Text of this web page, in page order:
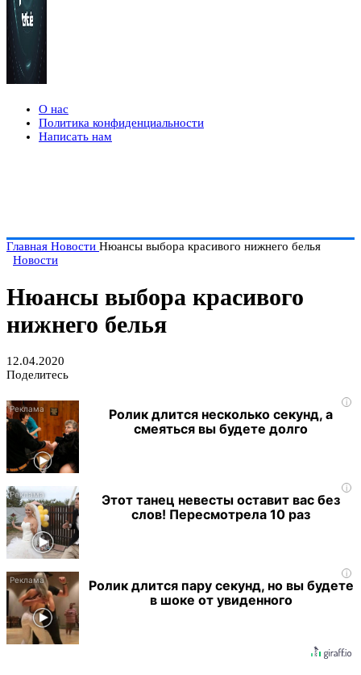
О нас
Политика конфиденциальности
Написать нам
Главная Новости Нюансы выбора красивого нижнего белья
Новости
Нюансы выбора красивого
нижнего белья
12.04.2020
Поделитесь
i
Ролик длится несколько секунд, а
смеяться вы будете долго
i
Этот танец невесты оставит вас без
слов! Пересмотрела 10 раз
i
Ролик длится пару секунд, но вы будете
в шоке от увиденного